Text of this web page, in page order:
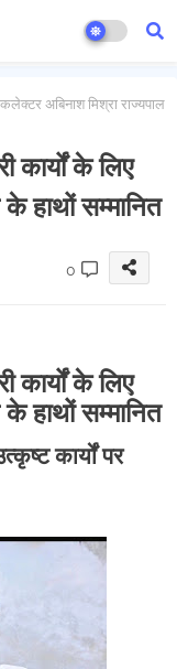
अबिनाश मिश्रा राज्यपाल
कार्यों के लिए
हाथों सम्मानित
0
कार्यों के लिए
हाथों सम्मानित
कार्यों पर